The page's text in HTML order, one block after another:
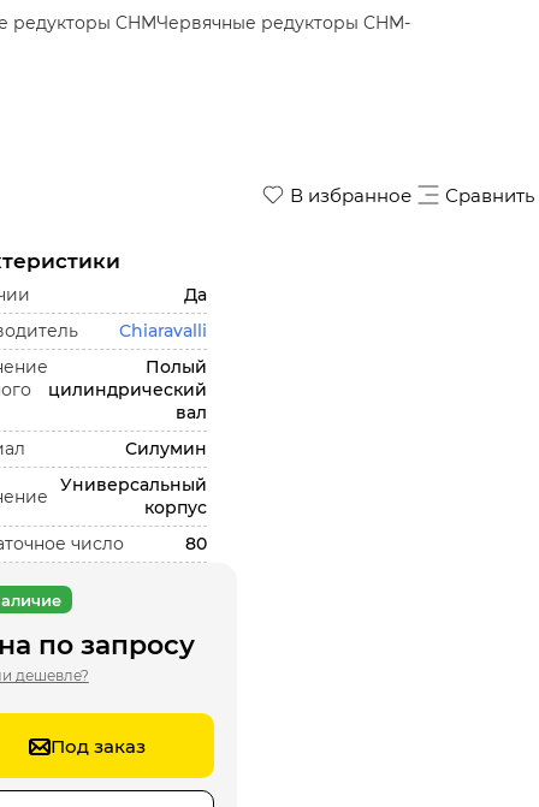
редукторы CHMЧервячные редукторы CHM-
В избранное Сравнить
Да
Chiaravalli
Полый
цилиндрический
вал
Силумин
Универсальный
корпус
число
80
по запросу
дешевле?
Под заказ